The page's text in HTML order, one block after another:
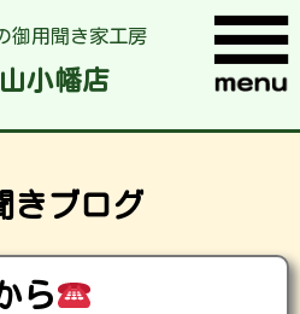
御用聞き家工房
小幡店
きブログ
ら